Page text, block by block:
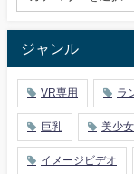
ジャンル
VR専用 ラ
巨乳 美少女
イメージビデオ